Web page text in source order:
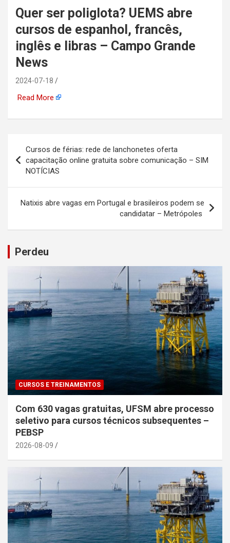
automotiva, mineração,
indústria naval, etc
Quer ser poliglota? UEMS abre
cursos de espanhol, francês,
inglês e libras – Campo Grande
News
2024-07-18
Read More
de
Post
Cursos de férias: rede de lanchonetes oferta
capacitação online gratuita sobre comunicação – SIM
NOTÍCIAS
Natixis abre vagas em Portugal e brasileiros podem se
candidatar – Metrópoles
Perdeu
CURSOS E TREINAMENTOS
Com 630 vagas gratuitas, UFSM abre processo
seletivo para cursos técnicos subsequentes –
PEBSP
2026-08-09